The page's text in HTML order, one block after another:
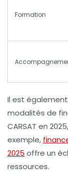
Formation
Il est
modalités de
CARSAT en
exemple,
2025 offre un
ressources.